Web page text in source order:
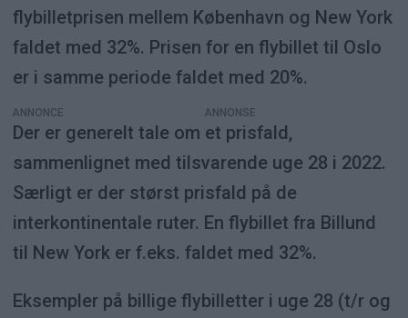
flybilletprisen mellem København og New York
faldet med 32%. Prisen for en flybillet til Oslo
er i samme periode faldet med 20%.
ANNONCE
Der er generelt tale om et prisfald,
sammenlignet med tilsvarende uge 28 i 2022.
Særligt er der størst prisfald på de
interkontinentale ruter. En flybillet fra Billund
til New York er f.eks. faldet med 32%.
Eksempler på billige flybilletter i uge 28 (t/r og